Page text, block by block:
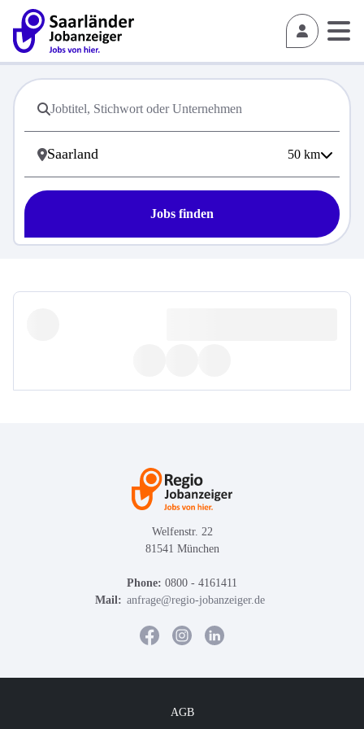
50 km
Jobs finden
Welfenstr. 22
81541 München
Phone: 0800 - 4161411
Mail: anfrage@regio-jobanzeiger.de
AGB